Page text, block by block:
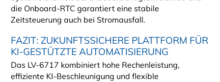
die Onboard-RTC garantiert eine stabile
Zeitsteuerung auch bei Stromausfall.
FAZIT: ZUKUNFTSSICHERE PLATTFORM FÜR
KI-GESTÜTZTE AUTOMATISIERUNG
Das LV-6717 kombiniert hohe Rechenleistung,
effiziente KI-Beschleunigung und flexible